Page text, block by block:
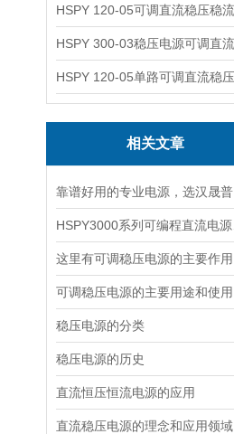
相关文章
稳压电源的分类
稳压电源的历史
直流恒压恒流电源的应用
直流稳压电源的理念和应用领域